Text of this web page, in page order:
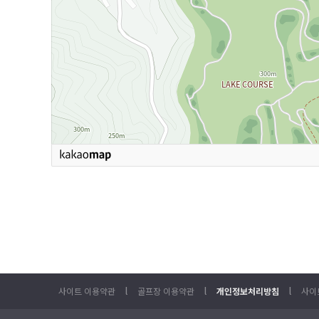
사이트 이용약관 l 골프장 이용약관 l 개인정보처리방침 l 사이